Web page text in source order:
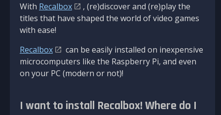
With Recalbox
, (re)discover and (re)play the
titles that have shaped the world of video games
with ease!
Recalbox
can be easily installed on inexpensive
microcomputers like the Raspberry Pi, and even
on your PC (modern or not)!
I want to install Recalbox! Where do I